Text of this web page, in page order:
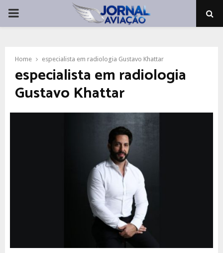
PRIMARY
Home especialista em radiologia Gustavo Khattar
especialista em radiologia
Gustavo Khattar